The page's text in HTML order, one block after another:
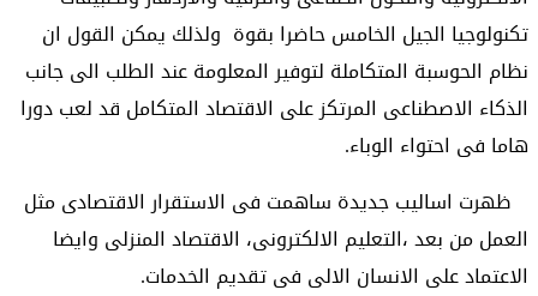
تكنولوجيا الجيل الخامس حاضرا بقوة ولذلك يمكن القول ان
نظام الحوسبة المتكاملة لتوفير المعلومة عند الطلب الى جانب
الذكاء الاصطناعى المرتكز على الاقتصاد المتكامل قد لعب دورا
هاما فى احتواء الوباء.
ظهرت اساليب جديدة ساهمت فى الاستقرار الاقتصادى مثل
العمل من بعد ،التعليم الالكترونى، الاقتصاد المنزلى وايضا
الاعتماد على الانسان الالى فى تقديم الخدمات.